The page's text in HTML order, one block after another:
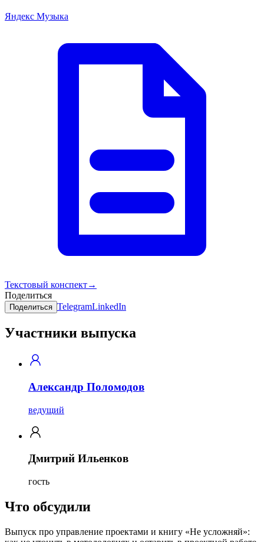
Яндекс Музыка
Текстовый конспект→
Поделиться
Поделиться TelegramLinkedIn
Участники выпуска
Александр Поломодов
ведущий
Дмитрий Ильенков
гость
Что обсудили
Выпуск про управление проектами и книгу «Не усложняй»: